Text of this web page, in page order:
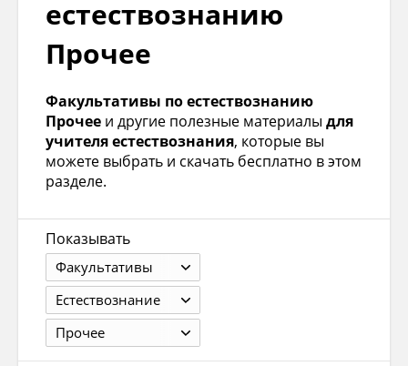
естествознанию
Прочее
Факультативы по естествознанию
Прочее и другие полезные материалы для
учителя естествознания, которые вы
можете выбрать и скачать бесплатно в этом
разделе.
Показывать
Факультативы
Естествознание
Прочее